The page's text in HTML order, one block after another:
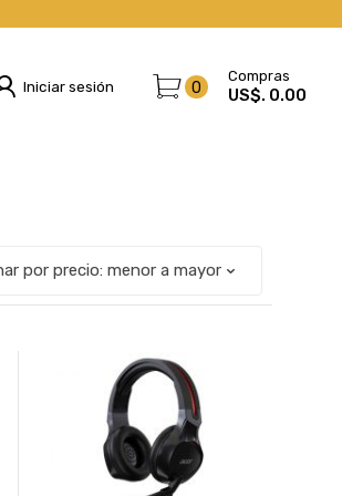
Iniciar sesión 0
Compras
US$. 0.00